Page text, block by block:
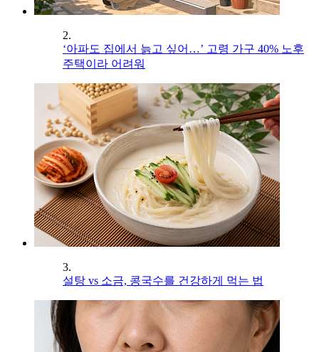
2.
‘아파도 집에서 늙고 싶어…’ 고령 가구 40% 노후
주택이라 어려워
3.
설탕 vs 소금, 콩국수를 건강하게 먹는 법